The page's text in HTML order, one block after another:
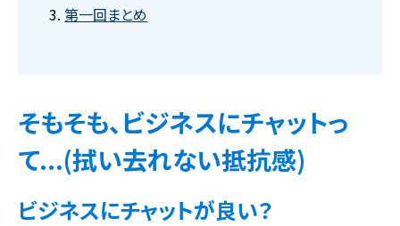
第一回まとめ
そもそも、ビジネスにチャットっ
て...(拭い去れない抵抗感)
ビジネスにチャットが良い？